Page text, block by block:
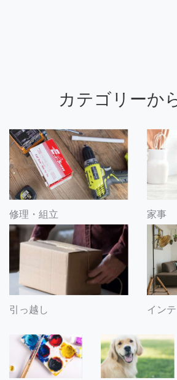
カテゴリーか
修理・組立 家事
引っ越し イン